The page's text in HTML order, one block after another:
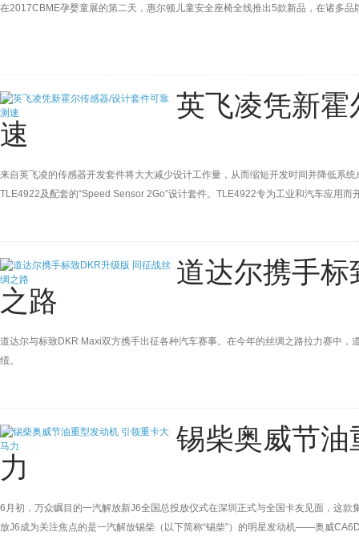
在2017CBME孕婴童展的第二天，惠尔顿儿童安全座椅全线推出5款新品，在诸多
英飞凌凭新
速
来自英飞凌的传感器开发套件将大大减少设计工作量，从而缩短开发时间并降低系
TLE4922及配套的“Speed Sensor 2Go”设计套件。TLE4922专为工业和汽车应用
道达尔携手
之路
道达尔与标致DKR Maxi双方携手出征各种汽车赛事。在今年的丝绸之路拉力赛中
绩。
锡柴奥威节
力
6月初，万众瞩目的一汽解放新J6全国总投放仪式在深圳正式与全国卡友见面，这
放J6成为关注焦点的是一汽解放锡柴（以下简称“锡柴”）的明星发动机——奥威